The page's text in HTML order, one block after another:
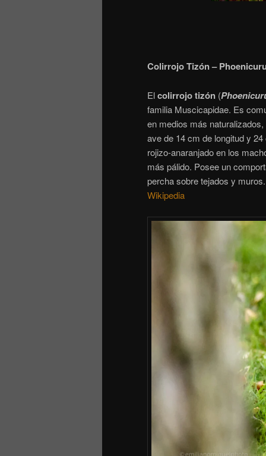
Colirrojo Tizón –
Elcolirrojo tizón (
familia Muscicapidae. Es
en medios más
ave de 14 cm de longitud y
rojizo-anaranjado en los
más pálido. Posee un
percha sobre tejados y
Wikipedia